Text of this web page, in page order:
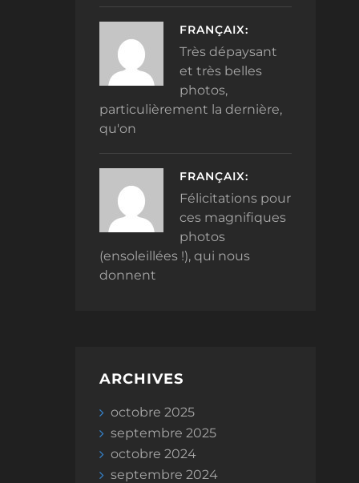
FRANÇAIX:
Très dépaysant
et très belles
photos,
particulièrement la dernière,
qu'on
FRANÇAIX:
Félicitations pour
ces magnifiques
photos
(ensoleillées !), qui nous
donnent
ARCHIVES
octobre 2025
septembre 2025
octobre 2024
septembre 2024